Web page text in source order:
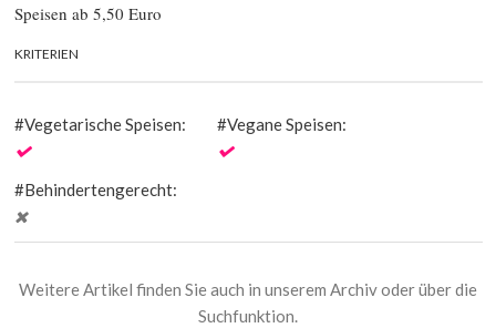
Speisen ab 5,50 Euro
KRITERIEN
Vegetarische Speisen: Vegane Speisen:
Behindertengerecht:
Weitere Artikel finden Sie auch in unserem Archivoder über die
Suchfunktion.